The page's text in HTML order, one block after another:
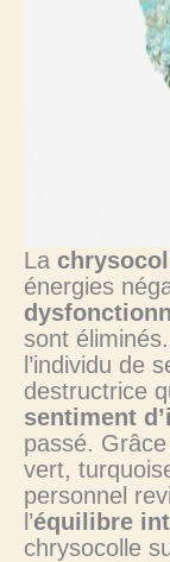
La
énergies
sont
l’individu de
destructrice
sentiment
passé.
vert,
personnel
l’équilibre
chrysocolle